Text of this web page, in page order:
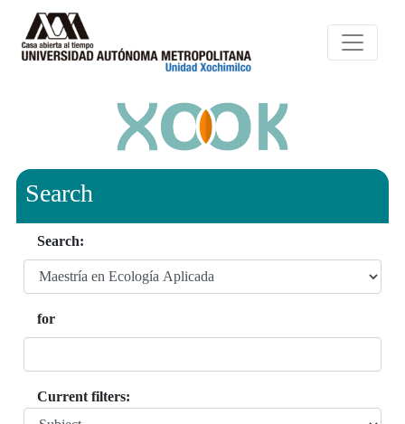
Search
Search:
for
Current filters: